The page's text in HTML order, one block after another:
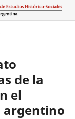
de la
el
argentino